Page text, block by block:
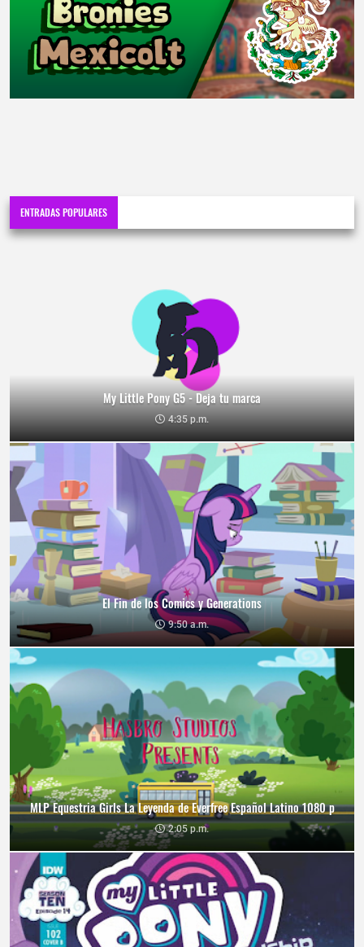
ENTRADAS POPULARES
My Little Pony G5 - Deja tu marca
4:35 p.m.
El Fin de los Comics y Generations
9:50 a.m.
MLP Equestria Girls La Leyenda de Everfree Español Latino 1080 p
2:05 p.m.